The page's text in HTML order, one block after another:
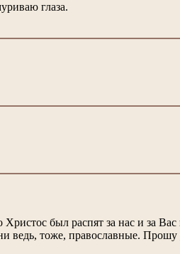
глаза.
был распят за нас и за
ведь, тоже, православные.